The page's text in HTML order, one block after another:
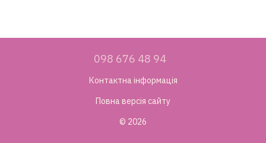
098 676 48 94
Контактна інформація
Повна версія сайту
© 2026